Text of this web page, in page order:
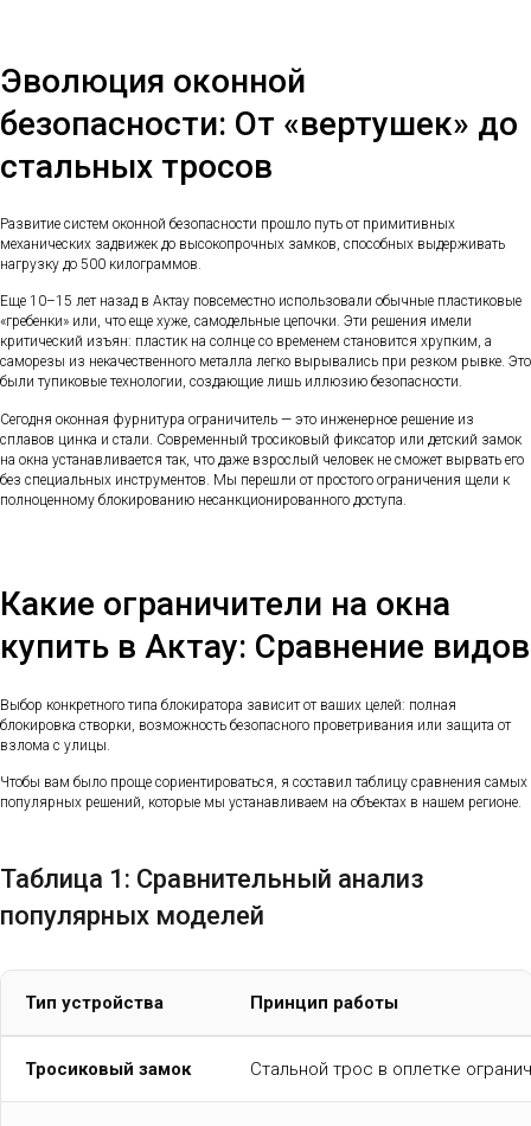
Эволюция оконной
безопасности: От «вертушек» до
стальных тросов
Развитие систем оконной безопасности прошло путь от примитивных
механических задвижек до высокопрочных замков, способных выдерживать
нагрузку до 500 килограммов.
Еще 10–15 лет назад в Актау повсеместно использовали обычные пластиковые
«гребенки» или, что еще хуже, самодельные цепочки. Эти решения имели
критический изъян: пластик на солнце со временем становится хрупким, а
саморезы из некачественного металла легко вырывались при резком рывке. Это
были тупиковые технологии, создающие лишь иллюзию безопасности.
Сегодня оконная фурнитура ограничитель — это инженерное решение из
сплавов цинка и стали. Современный тросиковый фиксатор или детский замок
на окна устанавливается так, что даже взрослый человек не сможет вырвать его
без специальных инструментов. Мы перешли от простого ограничения щели к
полноценному блокированию несанкционированного доступа.
Какие ограничители на окна
купить в Актау: Сравнение видов
Выбор конкретного типа блокиратора зависит от ваших целей: полная
блокировка створки, возможность безопасного проветривания или защита от
взлома с улицы.
Чтобы вам было проще сориентироваться, я составил таблицу сравнения самых
популярных решений, которые мы устанавливаем на объектах в нашем регионе.
Таблица 1: Сравнительный анализ
популярных моделей
Тип устройства Принцип работы
Тросиковый замок Стальной трос в оплетке